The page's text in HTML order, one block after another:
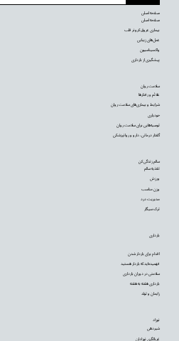
نوزاد
شیردهی
غربالگری نوزادان
بارداری
اقدام برای باردار شدن
فهمیده‌اید که باردار هستید
سلامتی در دوران بارداری
بارداری هفته به هفته
زایمان و تولد
سالم زندگی کن
تغذیه سالم
ورزش
وزن مناسب
مدیریت درد
ترک سیگار
سلامت روان
علائم و رفتارها
شرایط و بیماری‌های سلامت روان
خودیاری
توصیه‌‌هایی برای سلامت روان
گفتار درمانی، دارو و روانپزشکی
صفحه اصلی
صفحه اصلی
بیماری عروق کرونر قلب
عمل‌های زیبایی
واکسیناسیون
پیشگیری از بارداری